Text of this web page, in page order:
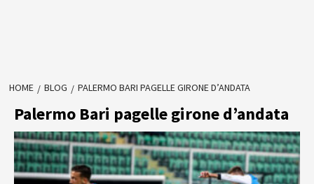
HOME BLOG PALERMO BARI PAGELLE GIRONE D’ANDATA
Palermo Bari pagelle girone d’andata